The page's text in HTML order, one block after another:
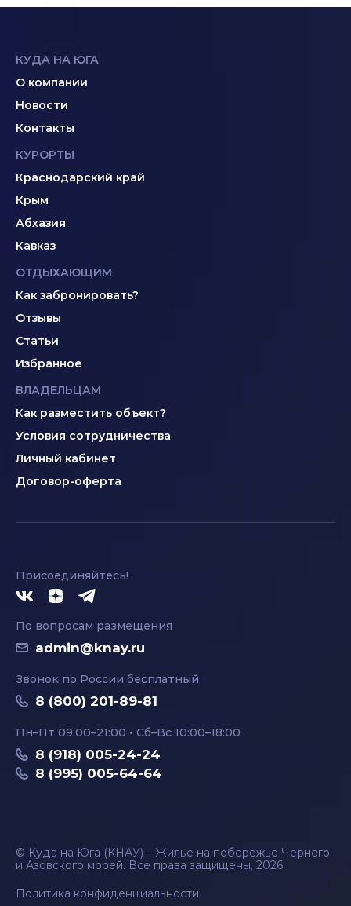
КУДА НА ЮГА
О компании
Новости
Контакты
КУРОРТЫ
Краснодарский край
Крым
Абхазия
Кавказ
ОТДЫХАЮЩИМ
Как забронировать?
Отзывы
Статьи
Избранное
ВЛАДЕЛЬЦАМ
Как разместить объект?
Условия сотрудничества
Личный кабинет
Договор-оферта
Присоединяйтесь!
По вопросам размещения
admin@knay.ru
Звонок по России бесплатный
8 (800) 201-89-81
Пн–Пт 09:00–21:00 • Сб–Вс 10:00–18:00
8 (918) 005-24-24
8 (995) 005-64-64
© Куда на Юга (КНАУ) – Жилье на побережье Черного
и Азовского морей. Все права защищены, 2026
Политика конфиденциальности